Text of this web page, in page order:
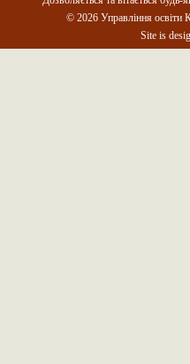
© 2026 Управління освіти
Site is